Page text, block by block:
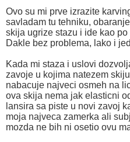
Ovo su mi prve izrazite
savladam tu tehniku,
skija ugrize stazu i ide kao
Dakle bez problema, lako i
Kada mi staza i uslovi
zavoje u kojima natezem
nabacuje najveci osmeh na
ova skija nema jak elasticni
lansira sa piste u novi zavoj
moja najveca zamerka ali
mozda ne bih ni osetio ovu